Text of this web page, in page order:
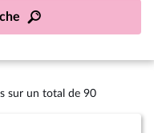
sur un total de 90